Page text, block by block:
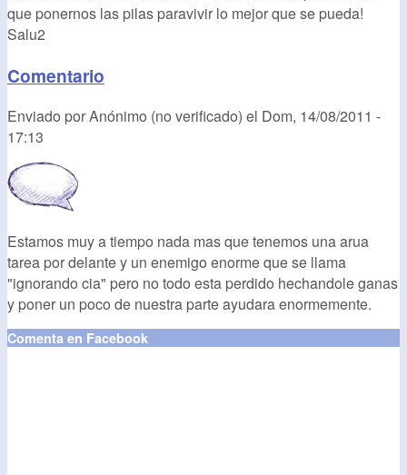
que ponernos las pilas paravivir lo mejor que se pueda!
Salu2
Comentario
Enviado porAnónimo (no verificado) el Dom, 14/08/2011 -
17:13
Estamos muy a tiempo nada mas que tenemos una arua
tarea por delante y un enemigo enorme que se llama
"ignorando cia" pero no todo esta perdido hechandole ganas
y poner un poco de nuestra parte ayudara enormemente.
Comenta en Facebook